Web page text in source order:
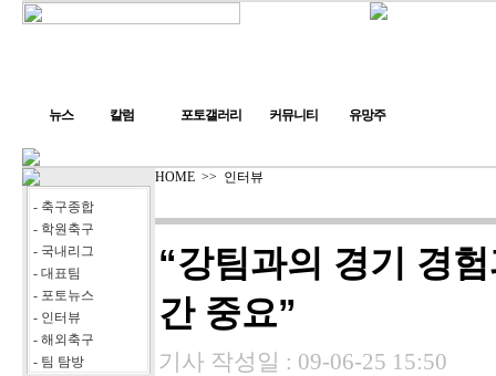
뉴스 칼럼 포토갤러리 커뮤니티 유망주
- 축구종합
- 학원축구
- 국내리그
- 대표팀
- 포토뉴스
- 인터뷰
- 해외축구
- 팀 탐방
HOME >> 인터뷰
“강팀과의 경기 경
간 중요”
기사 작성일 : 09-06-25 15:50